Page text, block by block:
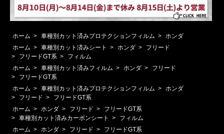
ホーム > 車種別カット済みプロテクションフィルム > ホンダ
ホーム > 車種別カット済みシート > ホンダ >
フリード
>
フリードGT系 >
フィルム
ホーム > 車種別カット済みフィルム > ホンダ >
フリード
>
フリードGT系
ホーム > 車種別カット済みプロテクションフィルム > ホンダ
>
フリード >
フリードGT系
ホーム > ホンダ > フリード >
フリードGT系
> 車種別カット済みカーボンシート >
フィルム
ホーム > ホンダ > フリード >
フリードGT系